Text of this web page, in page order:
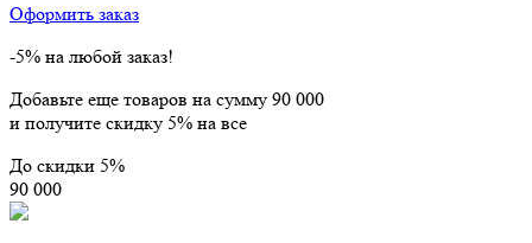
Оформить заказ
-5% на любой заказ!
Добавьте еще товаров на сумму 90 000
и получите скидку 5% на все
До скидки 5%
90 000